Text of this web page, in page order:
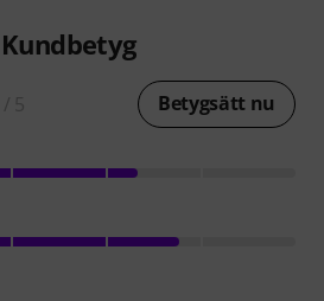
Kundbetyg
Betygsätt nu